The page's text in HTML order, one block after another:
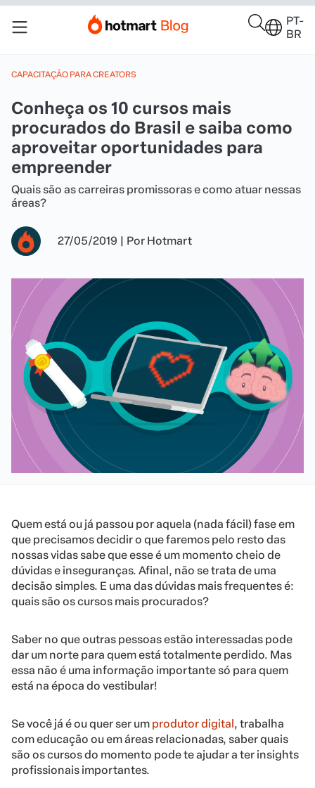
PT-
BR
CAPACITAÇÃO PARA CREATORS
Conheça os 10 cursos mais
procurados do Brasil e saiba como
aproveitar oportunidades para
empreender
Quais são as carreiras promissoras e como atuar nessas
áreas?
27/05/2019 | Por Hotmart
Quem está ou já passou por aquela (nada fácil) fase em
que precisamos decidir o que faremos pelo resto das
nossas vidas sabe que esse é um momento cheio de
dúvidas e inseguranças. Afinal, não se trata de uma
decisão simples. E uma das dúvidas mais frequentes é:
quais são os cursos mais procurados?
Saber no que outras pessoas estão interessadas pode
dar um norte para quem está totalmente perdido. Mas
essa não é uma informação importante só para quem
está na época do vestibular!
Se você já é ou quer ser um produtor digital , trabalha
com educação ou em áreas relacionadas, saber quais
são os cursos do momento pode te ajudar a ter insights
profissionais importantes.